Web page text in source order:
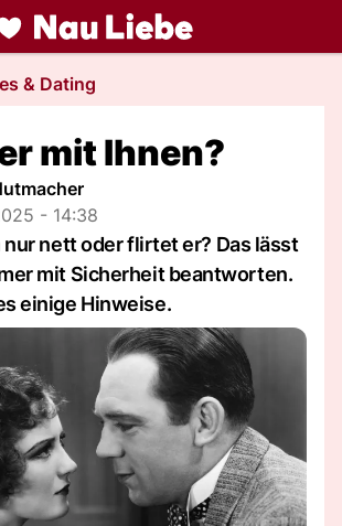
& Dating
mit Ihnen?
- 14:38
nur nett oder flirtet er? Das lässt
mit Sicherheit beantworten.
einige Hinweise.